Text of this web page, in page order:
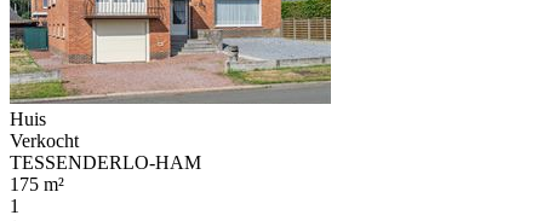
Huis
Verkocht
TESSENDERLO-HAM
175 m²
1